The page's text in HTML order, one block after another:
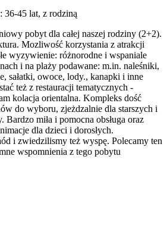
36-45 lat, z rodziną
pobyt dla całej naszej rodziny (2+2).
Mozliwość korzystania z atrakcji
wyzywienie: różnorodne i wspaniale
i na plaży podawane: m.in. naleśniki,
sałatki, owoce, lody., kanapki i inne
też z restauracji tematycznych -
kolacja orientalna. Kompleks dość
do wyboru, zjeżdzalnie dla starszych i
Bardzo miła i pomocna obsługa oraz
dla dzieci i dorosłych.
i zwiedzilismy też wyspę. Polecamy ten
wspomnienia z tego pobytu